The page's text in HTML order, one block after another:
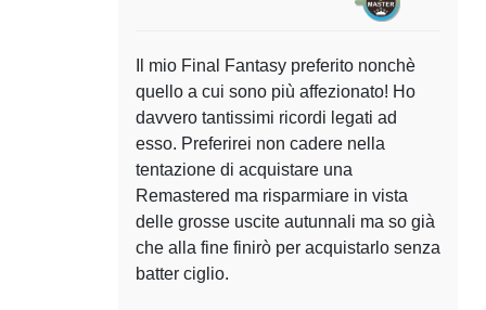
Il mio Final Fantasy preferito nonchè
quello a cui sono più affezionato! Ho
davvero tantissimi ricordi legati ad
esso. Preferirei non cadere nella
tentazione di acquistare una
Remastered ma risparmiare in vista
delle grosse uscite autunnali ma so già
che alla fine finirò per acquistarlo senza
batter ciglio.